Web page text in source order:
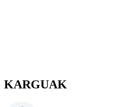
KARGUAK